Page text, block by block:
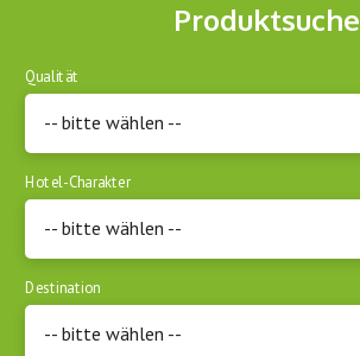
Produktsuche
Qualität
-- bitte wählen --
Hotel-Charakter
-- bitte wählen --
Destination
-- bitte wählen --